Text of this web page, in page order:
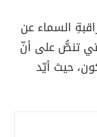
السماء عن
تنصُّ على أنّ
حيث أيّد